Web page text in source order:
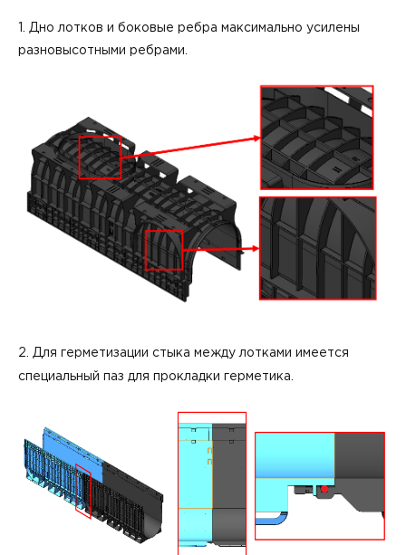
1. Дно лотков и боковые ребра максимально усилены
разновысотными ребрами.
2. Для герметизации стыка между лотками имеется
специальный паз для прокладки герметика.